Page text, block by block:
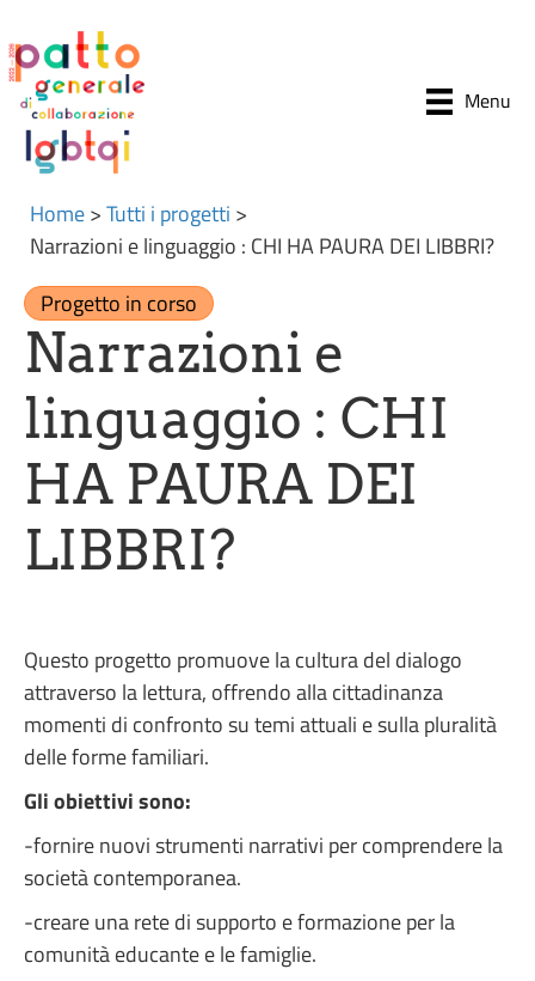
Menu
Home>Tutti i progetti >
Narrazioni e linguaggio : CHI HA PAURA DEI LIBBRI?
Progetto in corso
Narrazioni e
linguaggio : CHI
HA PAURA DEI
LIBBRI?
Questo progetto promuove la cultura del dialogo
attraverso la lettura, offrendo alla cittadinanza
momenti di confronto su temi attuali e sulla pluralità
delle forme familiari.
Gli obiettivi sono:
-fornire nuovi strumenti narrativi per comprendere la
società contemporanea.
-creare una rete di supporto e formazione per la
comunità educante e le famiglie.